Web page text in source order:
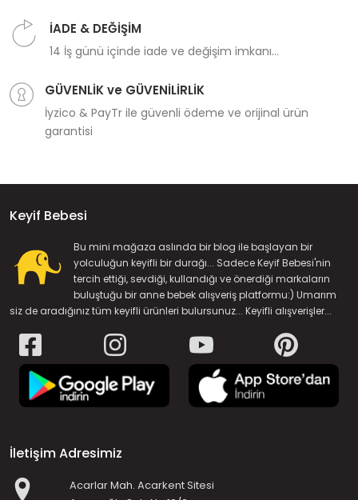
İADE & DEĞİŞİM
14 İş günü içinde iade ve değişim imkanı...
GÜVENLİK ve GÜVENİLİRLİK
İyzico & PayTr ile güvenli ödeme ve orijinal ürün
garantisi
Keyif Bebesi
Bu mini mağaza aslında bir blog ile başlayan bir
yolculuğun keyifli bir durağı... Sadece Keyif Bebesi'nin
tercih ettiği, sevdiği, kullandığı ve önerdiği markaların
buluştuğu bir anne bebek alışveriş platformu:) Umarım
siz de aradığınız tüm keyifli ürünleri bulursunuz... Keyifli alışverişler...
İletişim Adresimiz
Acarlar Mah. Acarkent Sitesi